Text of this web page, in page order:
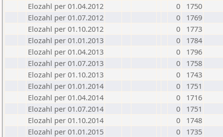
Elozahl per 01.04.2012
0
1750
Elozahl per 01.07.2012
0
1769
Elozahl per 01.10.2012
0
1773
Elozahl per 01.01.2013
0
1784
Elozahl per 01.04.2013
0
1796
Elozahl per 01.07.2013
0
1758
Elozahl per 01.10.2013
0
1743
Elozahl per 01.01.2014
0
1751
Elozahl per 01.04.2014
0
1716
Elozahl per 01.07.2014
0
1751
Elozahl per 01.10.2014
0
1748
Elozahl per 01.01.2015
0
1735